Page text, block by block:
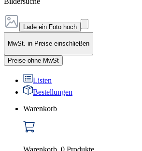
Lade ein Foto hoch
MwSt. in Preise einschließen
Preise ohne MwSt
Listen
Bestellungen
Warenkorb
Warenkorb, 0 Produkte